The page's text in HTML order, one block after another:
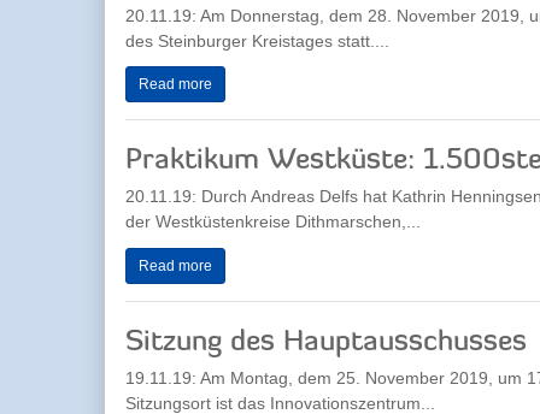
20.11.19: Am Donnerstag, dem 28. November 2019,
des Steinburger Kreistages statt....
Read more
Praktikum Westküste:
20.11.19: Durch Andreas Delfs hat Kathrin
der Westküstenkreise Dithmarschen,...
Read more
Sitzung des Hauptausschusses
19.11.19: Am Montag, dem 25. November 2019, um
Sitzungsort ist das Innovationszentrum...